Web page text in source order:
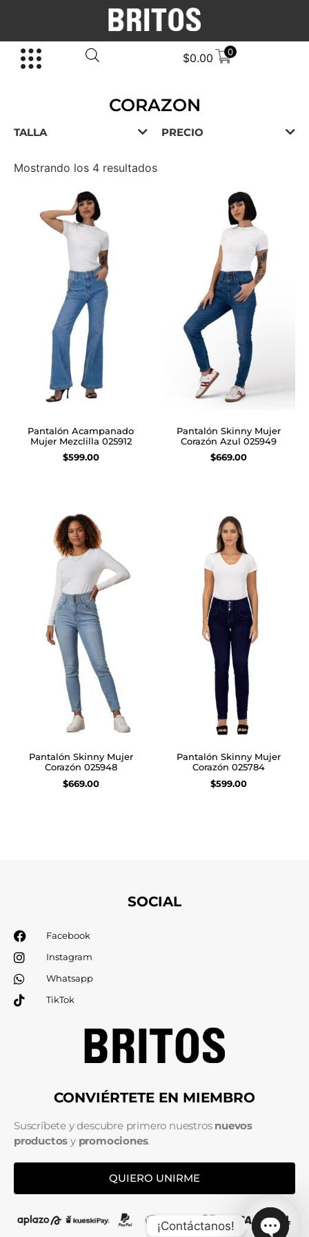
$0.00 0
CORAZON
TALLA PRECIO
Mostrando los 4 resultados
Pantalón Acampanado
Mujer Mezclilla 025912
$599.00
Pantalón Skinny Mujer
Corazón Azul 025949
$669.00
Pantalón Skinny Mujer
Corazón 025948
$669.00
Pantalón Skinny Mujer
Corazón 025784
$599.00
SOCIAL
Facebook
Instagram
Whatsapp
TikTok
CONVIÉRTETE EN MIEMBRO
Suscríbete y descubre primero nuestros nuevos
productos y promociones.
QUIERO UNIRME
¡Contáctanos!